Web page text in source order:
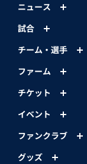
ニュース
試合
チーム・選手
ファーム
チケット
イベント
ファンクラブ
グッズ